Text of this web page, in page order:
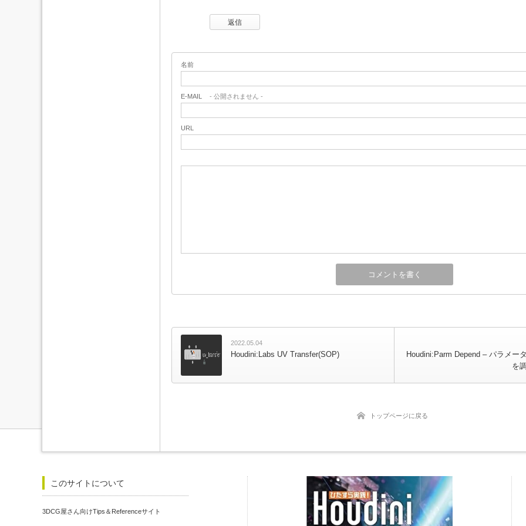
返信
名前
E-MAIL - 公開されません -
URL
2022.05.04
Houdini:Labs UV Transfer(SOP)
Houdini:Parm Depend – パラメー
を
トップページに戻る
このサイトについて
3DCG屋さん向けTips＆Referenceサイト